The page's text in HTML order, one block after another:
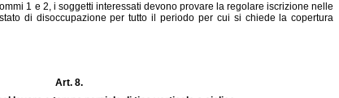
1 e 2, i soggetti interessati devono provare la regolare iscrizione nelle
di disoccupazione per tutto il periodo per cui si chiede la copertura
Art. 8.